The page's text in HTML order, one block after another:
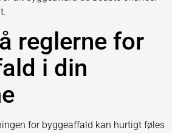
reglerne for
i din
for byggeaffald kan hurtigt føles